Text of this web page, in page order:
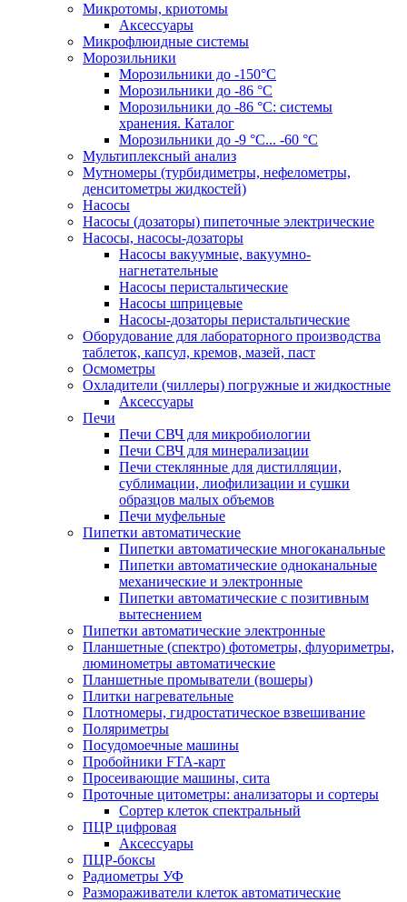
Микротомы, криотомы
Аксессуары
Микрофлюидные системы
Морозильники
Морозильники до -150°С
Морозильники до -86 °C
Морозильники до -86 °C: системы
хранения. Каталог
Морозильники до -9 °C... -60 °C
Мультиплексный анализ
Мутномеры (турбидиметры, нефелометры,
денситометры жидкостей)
Насосы
Насосы (дозаторы) пипеточные электрические
Насосы, насосы-дозаторы
Насосы вакуумные, вакуумно-
нагнетательные
Насосы перистальтические
Насосы шприцевые
Насосы-дозаторы перистальтические
Оборудование для лабораторного производства
таблеток, капсул, кремов, мазей, паст
Осмометры
Охладители (чиллеры) погружные и жидкостные
Аксессуары
Печи
Печи СВЧ для микробиологии
Печи СВЧ для минерализации
Печи стеклянные для дистилляции,
сублимации, лиофилизации и сушки
образцов малых объемов
Печи муфельные
Пипетки автоматические
Пипетки автоматические многоканальные
Пипетки автоматические одноканальные
механические и электронные
Пипетки автоматические с позитивным
вытеснением
Пипетки автоматические электронные
Планшетные (спектро) фотометры, флуориметры,
люминометры автоматические
Планшетные промыватели (вошеры)
Плитки нагревательные
Плотномеры, гидростатическое взвешивание
Поляриметры
Посудомоечные машины
Пробойники FTA-карт
Просеивающие машины, сита
Проточные цитометры: анализаторы и сортеры
Сортер клеток спектральный
ПЦР цифровая
Аксессуары
ПЦР-боксы
Радиометры УФ
Размораживатели клеток автоматические